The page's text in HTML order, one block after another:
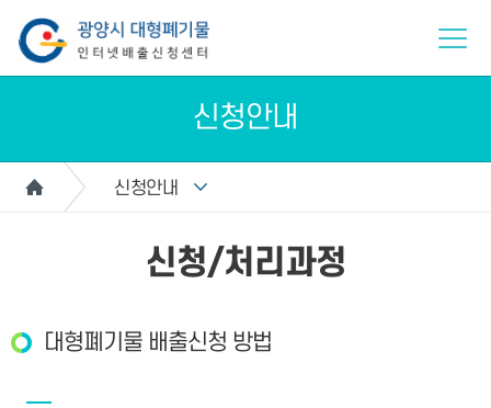
신청안내
신청안내
신청/처리과정
대형폐기물 배출신청 방법